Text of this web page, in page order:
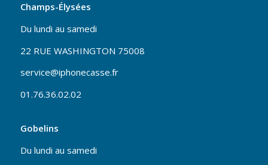
Champs-Élysées
Du lundi au samedi
22 RUE WASHINGTON 75008
service@iphonecasse.fr
01.76.36.02.02
Gobelins
Du lundi au samedi